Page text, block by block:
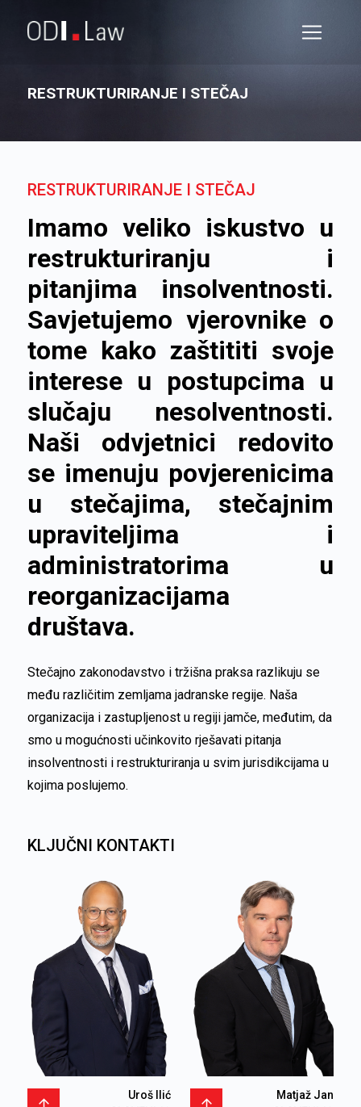
RESTRUKTURIRANJE I STEČAJ
RESTRUKTURIRANJE I STEČAJ
Imamo veliko iskustvo u
restrukturiranju i
pitanjima insolventnosti.
Savjetujemo vjerovnike o
tome kako zaštititi svoje
interese u postupcima u
slučaju nesolventnosti.
Naši odvjetnici redovito
se imenuju povjerenicima
u stečajima, stečajnim
upraviteljima i
administratorima u
reorganizacijama
društava.
Stečajno zakonodavstvo i tržišna praksa razlikuju se
među različitim zemljama jadranske regije. Naša
organizacija i zastupljenost u regiji jamče, međutim, da
smo u mogućnosti učinkovito rješavati pitanja
insolventnosti i restrukturiranja u svim jurisdikcijama u
kojima poslujemo.
KLJUČNI KONTAKTI
Uroš Ilić
Matjaž Jan